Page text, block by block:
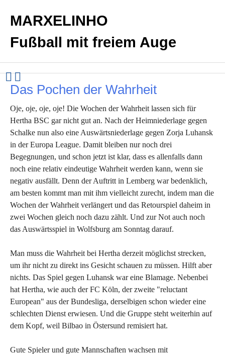
MARXELINHO
Fußball mit freiem Auge
Das Pochen der Wahrheit
Oje, oje, oje, oje! Die Wochen der Wahrheit lassen sich für
Hertha BSC gar nicht gut an. Nach der Heimniederlage gegen
Schalke nun also eine Auswärtsniederlage gegen Zorja Luhansk
in der Europa League. Damit bleiben nur noch drei
Begegnungen, und schon jetzt ist klar, dass es allenfalls dann
noch eine relativ eindeutige Wahrheit werden kann, wenn sie
negativ ausfällt. Denn der Auftritt in Lemberg war bedenklich,
am besten kommt man mit ihm vielleicht zurecht, indem man die
Wochen der Wahrheit verlängert und das Retourspiel daheim in
zwei Wochen gleich noch dazu zählt. Und zur Not auch noch
das Auswärtsspiel in Wolfsburg am Sonntag darauf.
Man muss die Wahrheit bei Hertha derzeit möglichst strecken,
um ihr nicht zu direkt ins Gesicht schauen zu müssen. Hilft aber
nichts. Das Spiel gegen Luhansk war eine Blamage. Nebenbei
hat Hertha, wie auch der FC Köln, der zweite "reluctant
European" aus der Bundesliga, derselbigen schon wieder eine
schlechten Dienst erwiesen. Und die Gruppe steht weiterhin auf
dem Kopf, weil Bilbao in Östersund remisiert hat.
Gute Spieler und gute Mannschaften wachsen mit